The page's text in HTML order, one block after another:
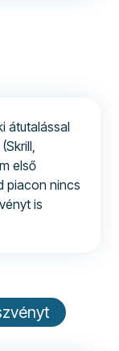
átutalással
első
piacon nincs
is